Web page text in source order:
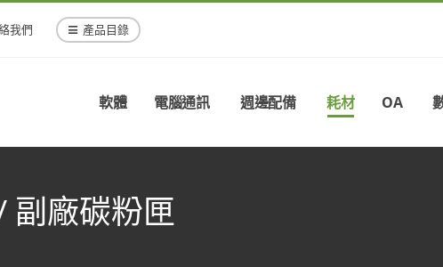
我們 產品目錄
軟體 電腦通訊 週邊配備 耗材 OA
副廠碳粉匣